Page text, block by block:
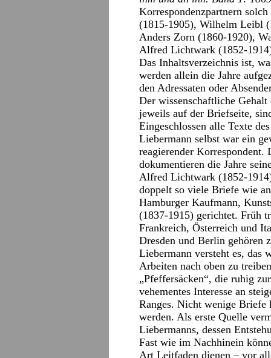
Korrespondenzpartnern
(1815-1905), Wilhelm Leibl
Anders Zorn (1860-1920),
Alfred Lichtwark (1852-
Das Inhaltsverzeichnis ist,
werden allein die Jahre
den Adressaten oder
Der wissenschaftliche
jeweils auf der Briefseite,
Eingeschlossen alle Texte
Liebermann selbst war ein
reagierender Korrespondent.
dokumentieren die Jahre
Alfred Lichtwark (1852-
doppelt so viele Briefe wie
Hamburger Kaufmann,
(1837-1915) gerichtet. Früh
Frankreich, Österreich und
Dresden und Berlin gehören
Liebermann versteht es, das
Arbeiten nach oben zu
„Pfeffersäcken“, die ruhig
vehementes Interesse an
Ranges. Nicht wenige Briefe
werden. Als erste Quelle
Liebermanns, dessen
Fast wie im Nachhinein
Art Leitfaden dienen – vor